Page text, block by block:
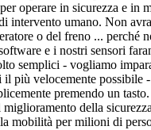
operare in sicurezza e in
intervento umano. Non
o del freno ... perché
e i nostri sensori
semplici - vogliamo
il più velocemente possibile
premendo un
della
mobilità per milioni di